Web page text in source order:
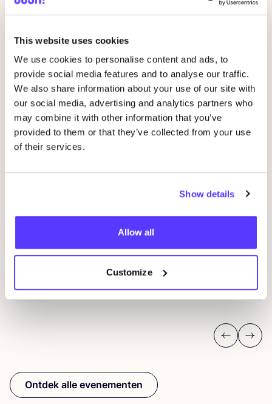
This website uses cookies
We use cookies to personalise content and ads, to
provide social media features and to analyse our traffic.
We also share information about your use of our site with
our social media, advertising and analytics partners who
may combine it with other information that you’ve
provided to them or that they’ve collected from your use
of their services.
Show details
Allow all
Customize
Andere evenementen
Workshop: upcycled denim bag
Previous
Next
Ontdek alle evenementen